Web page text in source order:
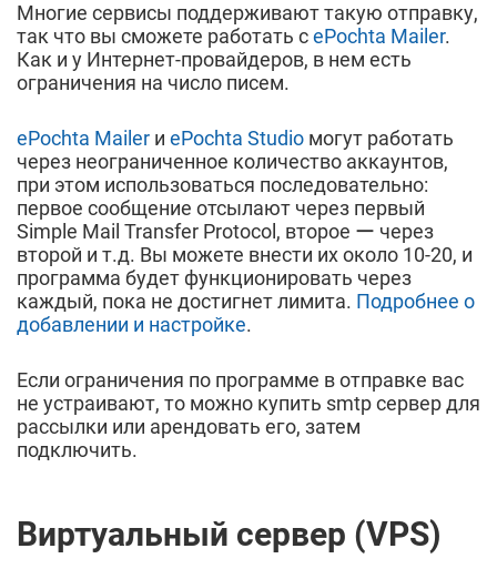
Многие сервисы поддерживают такую отправку,
так что вы сможете работать сePochta Mailer.
Как и у Интернет-провайдеров, в нем есть
ограничения на число писем.
ePochta Mailer и ePochta Studio могут работать
через неограниченное количество аккаунтов,
при этом использоваться последовательно:
первое сообщение отсылают через первый
Simple Mail Transfer Protocol, второе ー через
второй и т.д. Вы можете внести их около 10-20, и
программа будет функционировать через
каждый, пока не достигнет лимита. Подробнее о
добавлении и настройке.
Если ограничения по программе в отправке вас
не устраивают, то можно купить smtp сервер для
рассылки или арендовать его, затем
подключить.
Виртуальный сервер (VPS)